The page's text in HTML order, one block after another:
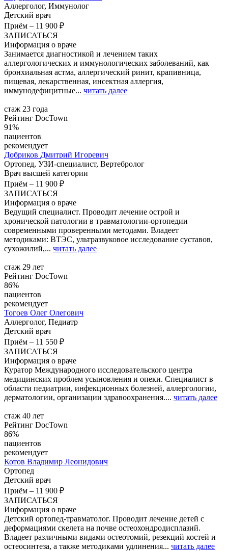
Аллерголог, Иммунолог
Детский врач
Приём – 11 900 ₽
ЗАПИСАТЬСЯ
Информация о враче
Занимается диагностикой и лечением таких
аллергологических и иммунологических заболеваний, как
бронхиальная астма, аллергический ринит, крапивница,
пищевая, лекарственная, инсектная аллергия,
иммунодефицитные... читать далее
стаж 23 года
Рейтинг DocTown
91%
пациентов
рекомендует
Добриков Дмитрий Игоревич
Ортопед, УЗИ-специалист, Вертебролог
Врач высшей категории
Приём – 11 900 ₽
ЗАПИСАТЬСЯ
Информация о враче
Ведущий специалист. Проводит лечение острой и
хронической патологии в травматологии-ортопедии
современными проверенными методами. Владеет
методиками: ВТЭС, ультразвуковое исследование суставов,
сухожилий,... читать далее
стаж 29 лет
Рейтинг DocTown
86%
пациентов
рекомендует
Тогоев Олег Олегович
Аллерголог, Педиатр
Детский врач
Приём – 11 550 ₽
ЗАПИСАТЬСЯ
Информация о враче
Куратор Международного исследовательского центра
медицинских проблем усыновления и опеки. Специалист в
области педиатрии, инфекционных болезней, аллергологии,
дерматологии, организации здравоохранения.... читать далее
стаж 40 лет
Рейтинг DocTown
86%
пациентов
рекомендует
Котов Владимир Леонидович
Ортопед
Детский врач
Приём – 11 900 ₽
ЗАПИСАТЬСЯ
Информация о враче
Детский ортопед-травматолог. Проводит лечение детей с
деформациями скелета на почве остeохондродисплазий.
Владеет различными видами остеотомий, резекций костей и
остеосинтеза, а также методиками удлинения... читать далее